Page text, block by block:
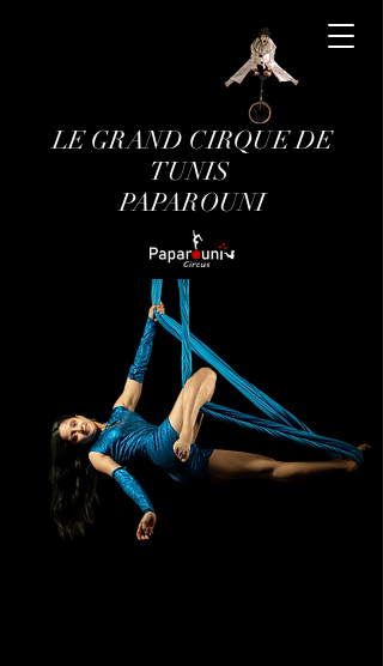
LE GRAND CIRQUE DE
TUNIS
PAPAROUNI